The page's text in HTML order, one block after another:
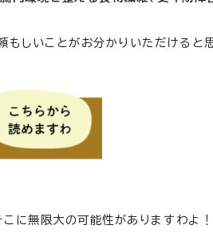
しいことがお分かりいただけると思
に無限大の可能性がありますわよ！